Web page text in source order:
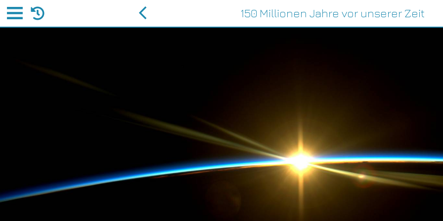
150 Millionen Jahre vor unserer Zeit